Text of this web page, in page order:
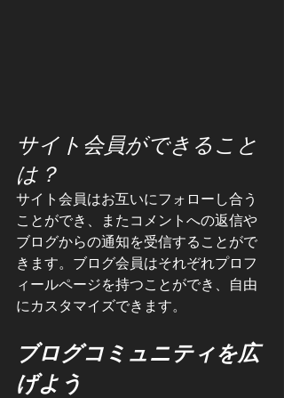
サイト会員ができること
は？
サイト会員はお互いにフォローし合う
ことができ、またコメントへの返信や
ブログからの通知を受信することがで
きます。ブログ会員はそれぞれプロフ
ィールページを持つことができ、自由
にカスタマイズできます。
ブログコミュニティを広
げよう